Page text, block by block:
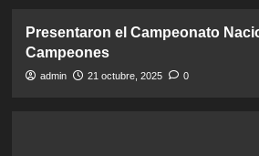
Presentaron el Campeonato
Campeones
admin 21 octubre, 2025 0